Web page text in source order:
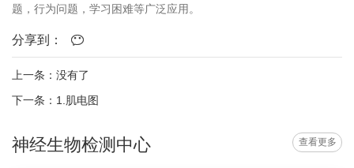
题，行为问题，学习困难等广泛应用。
分享到：
上一条：没有了
下一条：1.肌电图
神经生物检测中心 查看更多